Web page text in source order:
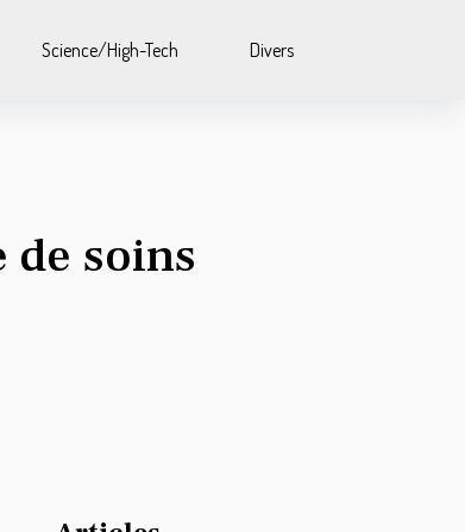
Science/High-Tech Divers
de soins